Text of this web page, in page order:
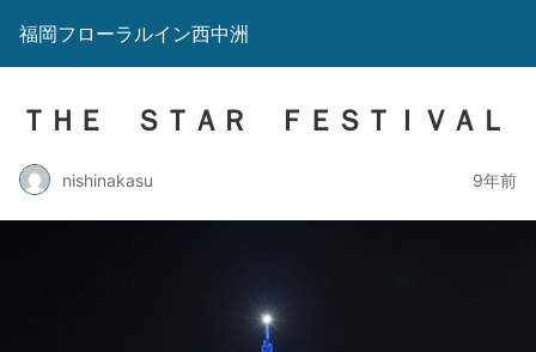
福岡フローラルイン西中洲
ＴＨＥ ＳＴＡＲ ＦＥＳＴＩＶＡＬ
nishinakasu 9年前